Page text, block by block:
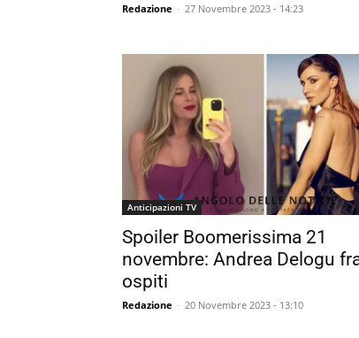
Redazione - 27 Novembre 2023 - 14:23
Anticipazioni TV
Spoiler Boomerissima 21
novembre: Andrea Delogu
ospiti
Redazione - 20 Novembre 2023 - 13:10